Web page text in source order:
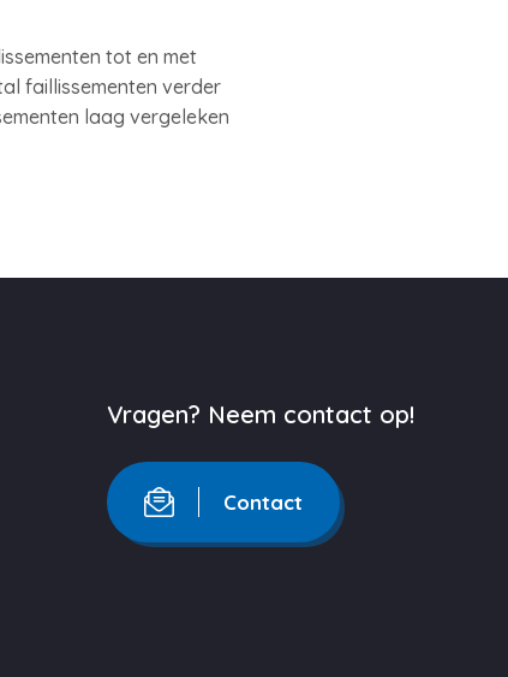
tot en met
faillissementen verder
laag vergeleken
Vragen? Neem contact op!
Contact